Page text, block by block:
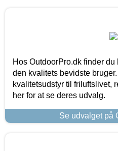
Hos OutdoorPro.dk finder
den kvalitets bevidste
kvalitetsudstyr til friluftslivet,
her for at se deres udvalg.
Se udvalget på